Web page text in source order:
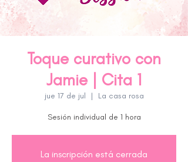
Toque curativo con
Jamie | Cita 1
jue 17 de jul
  |
La casa rosa
Sesión individual de 1 hora
La inscripción está cerrada